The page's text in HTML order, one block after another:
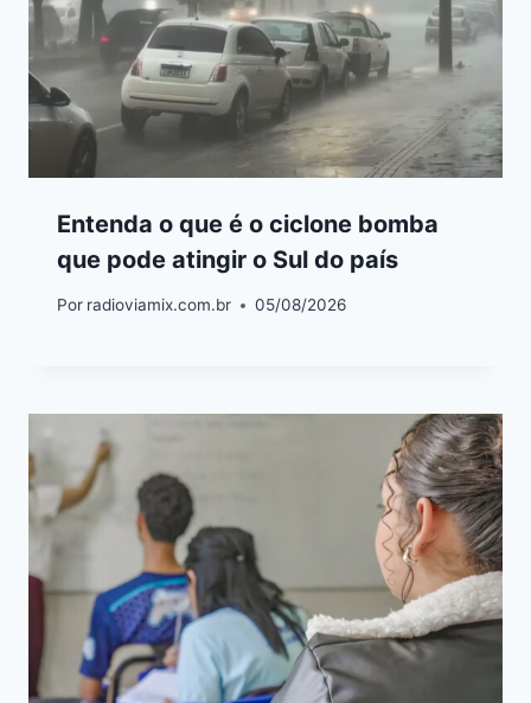
Entenda o que é o ciclone bomba
que pode atingir o Sul do país
Por radioviamix.com.br 05/08/2026